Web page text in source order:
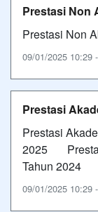
Prestasi Non
Prestasi Non
09/01/2025 10:29
Prestasi
Prestasi
2025
Tahun 2024
09/01/2025 10:29